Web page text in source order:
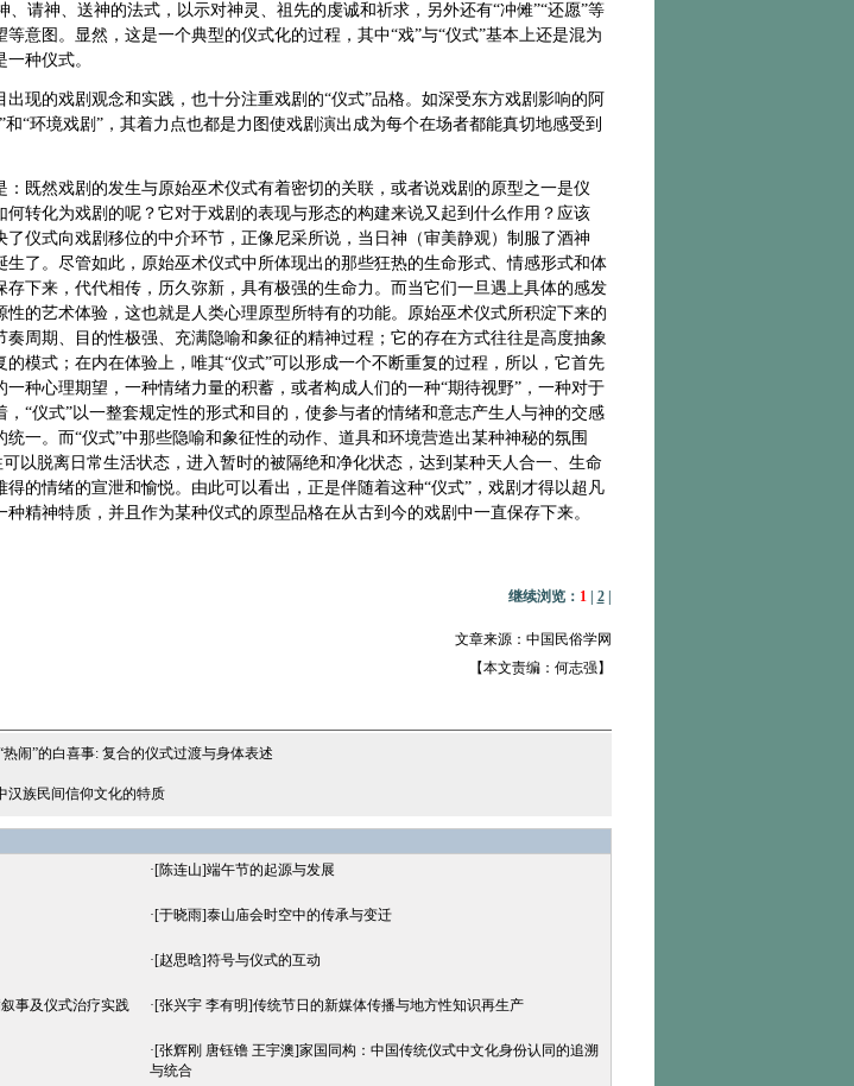
、请神、送神的法式，以示对神灵、祖先的虔诚和祈求，另外还有“冲傩”“还愿”等
意图。显然，这是一个典型的仪式化的过程，其中“戏”与“仪式”基本上还是混为
种仪式。
现的戏剧观念和实践，也十分注重戏剧的“仪式”品格。如深受东方戏剧影响的阿
“环境戏剧”，其着力点也都是力图使戏剧演出成为每个在场者都能真切地感受到
既然戏剧的发生与原始巫术仪式有着密切的关联，或者说戏剧的原型之一是仪
转化为戏剧的呢？它对于戏剧的表现与形态的构建来说又起到什么作用？应该
仪式向戏剧移位的中介环节，正像尼采所说，当日神（审美静观）制服了酒神
生了。尽管如此，原始巫术仪式中所体现出的那些狂热的生命形式、情感形式和体
下来，代代相传，历久弥新，具有极强的生命力。而当它们一旦遇上具体的感发
的艺术体验，这也就是人类心理原型所特有的功能。原始巫术仪式所积淀下来的
周期、目的性极强、充满隐喻和象征的精神过程；它的存在方式往往是高度抽象
的模式；在内在体验上，唯其“仪式”可以形成一个不断重复的过程，所以，它首先
种心理期望，一种情绪力量的积蓄，或者构成人们的一种“期待视野”，一种对于
“仪式”以一整套规定性的形式和目的，使参与者的情绪和意志产生人与神的交感
一。而“仪式”中那些隐喻和象征性的动作、道具和环境营造出某种神秘的氛围
以脱离日常生活状态，进入暂时的被隔绝和净化状态，达到某种天人合一、生命
的情绪的宣泄和愉悦。由此可以看出，正是伴随着这种“仪式”，戏剧才得以超凡
精神特质，并且作为某种仪式的原型品格在从古到今的戏剧中一直保存下来。
继续浏览： 1| 2|
文章来源：中国民俗学网
【本文责编：何志强】
闹”的白喜事: 复合的仪式过渡与身体表述
汉族民间信仰文化的特质
·[陈连山]端午节的起源与发展
·[于晓雨]泰山庙会时空中的传承与变迁
·[赵思晗]符号与仪式的互动
事及仪式治疗实践 ·[张兴宇 李有明]传统节日的新媒体传播与地方性知识再生产
·[张辉刚 唐钰镥 王宇澳]家国同构：中国传统仪式中文化身份认同的追溯
与统合